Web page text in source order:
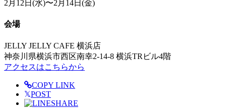
2月12日(水)〜2月14日(金)
会場
JELLY JELLY CAFE 横浜店
神奈川県横浜市西区南幸2-14-8 横浜TRビル4階
アクセスはこちらから
COPY LINK
𝕏POST
SHARE